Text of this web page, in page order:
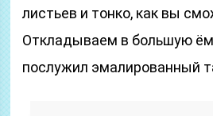
листьев и тонко, как вы
Откладываем в большую
послужил эмалированный